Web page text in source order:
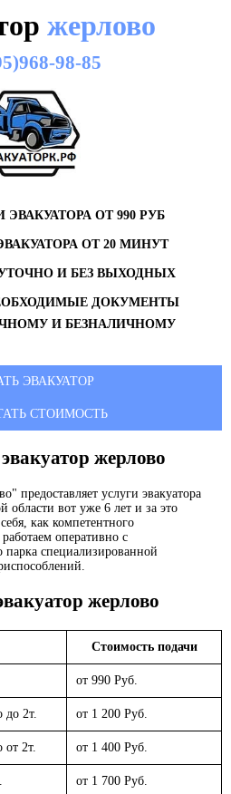
жерлово
98-85
ОТ 990 РУБ
ОТ 20 МИНУТ
И БЕЗ ВЫХОДНЫХ
ДОКУМЕНТЫ
И БЕЗНАЛИЧНОМУ
ЭВАКУАТОР
СТОИМОСТЬ
жерлово
предоставляет услуги эвакуатора
области вот уже 6 лет и за это
как компетентного
оперативно с
специализированной
жерлово
Стоимость подачи
от 990 Руб.
до 2т. от 1 200 Руб.
от 2т. от 1 400 Руб.
от 1 700 Руб.